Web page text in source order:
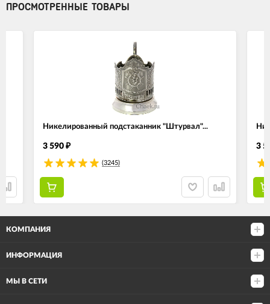
ПРОСМОТРЕННЫЕ ТОВАРЫ
Никелированный подстаканник "Штурвал"...
3 590 ₽
(3245)
3
КОМПАНИЯ
ИНФОРМАЦИЯ
МЫ В СЕТИ